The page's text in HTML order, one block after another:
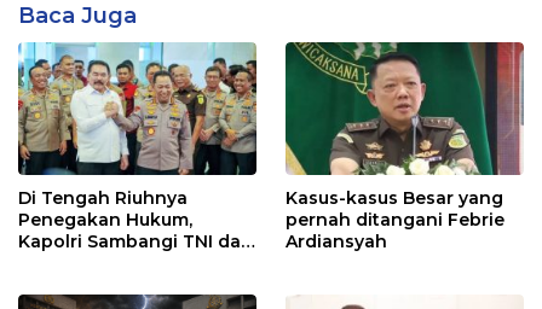
Baca Juga
Di Tengah Riuhnya
Penegakan Hukum,
Kapolri Sambangi TNI dan
Kasus-kasus Besar yang
pernah ditangani Febrie
Ardiansyah